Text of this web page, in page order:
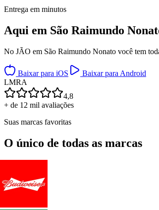
Entrega em minutos
Aqui em São Raimundo
No JÃO em São Raimundo Nonato você tem
Baixar para iOS
Baixar para Android
LMRA
4,8
+ de 12 mil avaliações
Suas marcas favoritas
O único de todas as marcas